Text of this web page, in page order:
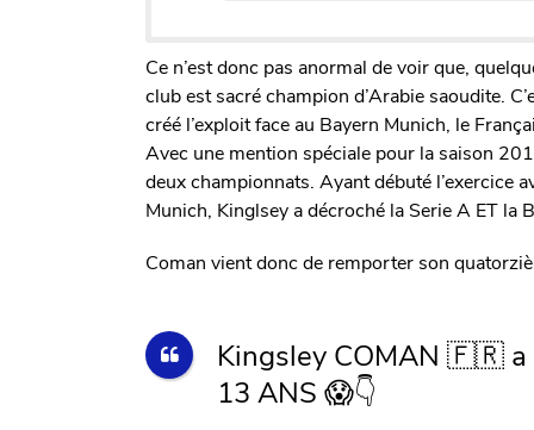
Ce n’est donc pas anormal de voir que,
club est sacré champion d’Arabie saoudite.
créé l’exploit face au Bayern Munich, le
Avec une mention spéciale pour la saison
deux championnats. Ayant débuté l’exercice
Munich, Kinglsey a décroché la Serie A ET la
Coman vient donc de remporter son
Kingsley COMAN 🇫🇷 a
13 ANS 😱👇